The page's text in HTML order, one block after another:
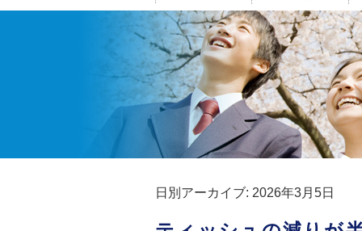
日別アーカイブ: 2026年3月5日